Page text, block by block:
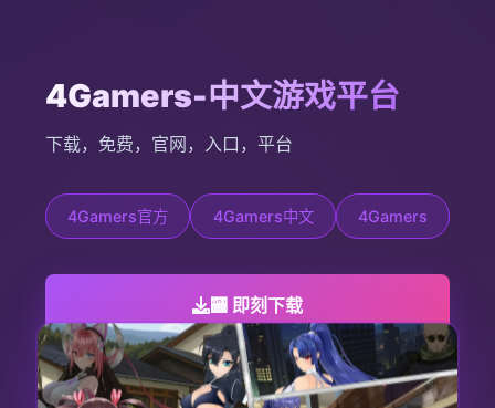
4Gamers-中文游戏平台
下载，免费，官网，入口，平台
4Gamers官方 4Gamers中文 4Gamers
🏧 即刻下载